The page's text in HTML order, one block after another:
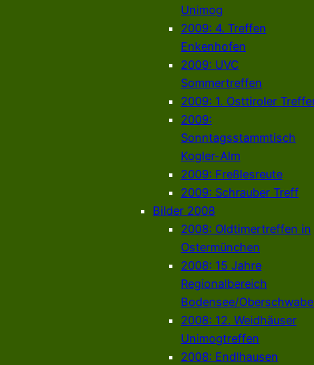
Unimog
2009: 4. Treffen
Enkenhofen
2009: UVC
Sommertreffen
2009: 1. Osttiroler
2009:
Sonntagsstammtisch
Kogler-Alm
2009: Freßlesreute
2009: Schrauber Treff
Bilder 2008
2008: Oldtimertreffen in
Ostermünchen
2008: 15 Jahre
Regionalbereich
Bodensee/
2008: 12. Weidhäuser
Unimogtreffen
2008: Endlhausen